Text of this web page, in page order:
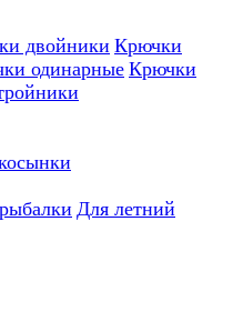
двойники Крючки
одинарные Крючки
Для летний